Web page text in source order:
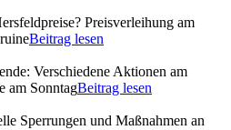
Preisverleihung am
Beitrag lesen
Verschiedene Aktionen am
am SonntagBeitrag lesen
Sperrungen und Maßnahmen an